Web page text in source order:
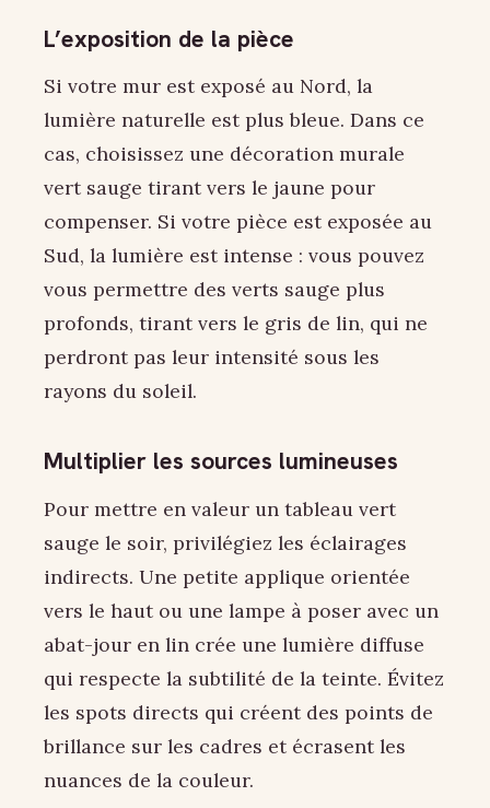
L’exposition de la pièce
Si votre mur est exposé au Nord, la
lumière naturelle est plus bleue. Dans ce
cas, choisissez une décoration murale
vert sauge tirant vers le jaune pour
compenser. Si votre pièce est exposée au
Sud, la lumière est intense : vous pouvez
vous permettre des verts sauge plus
profonds, tirant vers le gris de lin, qui ne
perdront pas leur intensité sous les
rayons du soleil.
Multiplier les sources lumineuses
Pour mettre en valeur un tableau vert
sauge le soir, privilégiez les éclairages
indirects. Une petite applique orientée
vers le haut ou une lampe à poser avec un
abat-jour en lin crée une lumière diffuse
qui respecte la subtilité de la teinte. Évitez
les spots directs qui créent des points de
brillance sur les cadres et écrasent les
nuances de la couleur.